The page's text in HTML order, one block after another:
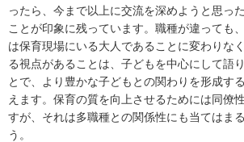
ったら、今まで以上に交流を深めようと思っ
ことが印象に残っています。職種が違っても
は保育現場にいる大人であることに変わりな
る視点があることは、子どもを中心にして語
とで、より豊かな子どもとの関わりを形成す
えます。保育の質を向上させるためには同僚
すが、それは多職種との関係性にも当てはま
う。